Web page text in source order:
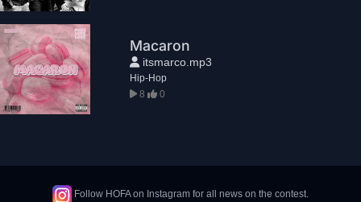
Macaron
itsmarco.mp3
Hip-Hop
8
0
Follow HOFA on Instagram for all news on the contest.